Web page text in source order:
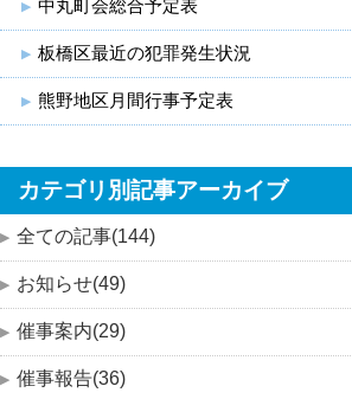
中丸町会総合予定表
板橋区最近の犯罪発生状況
熊野地区月間行事予定表
カテゴリ別記事アーカイブ
全ての記事(144)
お知らせ(49)
催事案内(29)
催事報告(36)